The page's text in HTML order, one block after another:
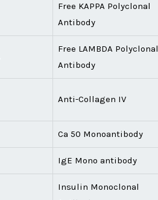
Free KAPPA Polyclonal
Antibody
Free LAMBDA Polyclonal
Antibody
Anti-Collagen IV
Ca 50 Monoantibody
IgE Mono antibody
Insulin Monoclonal